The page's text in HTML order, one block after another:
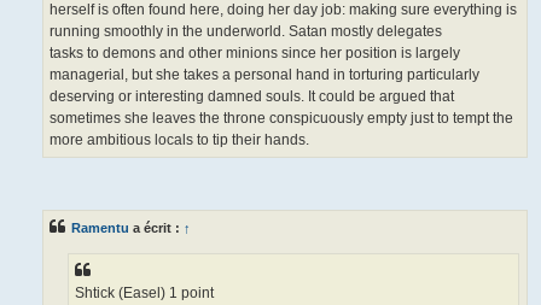
herself is often found here, doing her day job: making sure everything is
running smoothly in the underworld. Satan mostly delegates
tasks to demons and other minions since her position is largely
managerial, but she takes a personal hand in torturing particularly
deserving or interesting damned souls. It could be argued that
sometimes she leaves the throne conspicuously empty just to tempt the
more ambitious locals to tip their hands.
Ramentu a écrit : ↑
Shtick (Easel) 1 point